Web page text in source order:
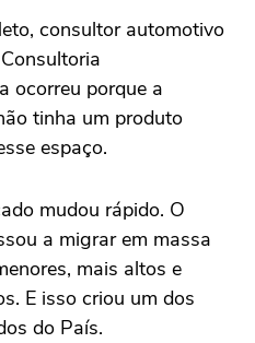
consultor automotivo
ocorreu porque a
tinha um produto
espaço.
mudou rápido. O
a migrar em massa
mais altos e
E isso criou um dos
do País.